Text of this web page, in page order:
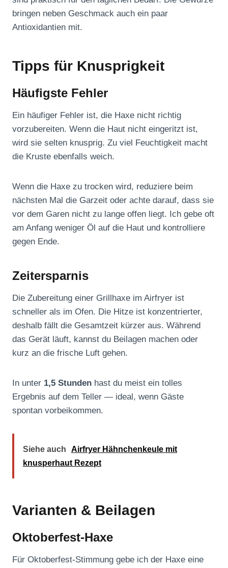
bringen neben Geschmack auch ein paar
Antioxidantien mit.
Tipps für Knusprigkeit
Häufigste Fehler
Ein häufiger Fehler ist, die Haxe nicht richtig
vorzubereiten. Wenn die Haut nicht eingeritzt ist,
wird sie selten knusprig. Zu viel Feuchtigkeit macht
die Kruste ebenfalls weich.
Wenn die Haxe zu trocken wird, reduziere beim
nächsten Mal die Garzeit oder achte darauf, dass sie
vor dem Garen nicht zu lange offen liegt. Ich gebe oft
am Anfang weniger Öl auf die Haut und kontrolliere
gegen Ende.
Zeitersparnis
Die Zubereitung einer Grillhaxe im Airfryer ist
schneller als im Ofen. Die Hitze ist konzentrierter,
deshalb fällt die Gesamtzeit kürzer aus. Während
das Gerät läuft, kannst du Beilagen machen oder
kurz an die frische Luft gehen.
In unter 1,5 Stunden hast du meist ein tolles
Ergebnis auf dem Teller — ideal, wenn Gäste
spontan vorbeikommen.
Siehe auch
Airfryer Hähnchenkeule mit
knusperhaut Rezept
Varianten & Beilagen
Oktoberfest-Haxe
Für Oktoberfest-Stimmung gebe ich der Haxe eine